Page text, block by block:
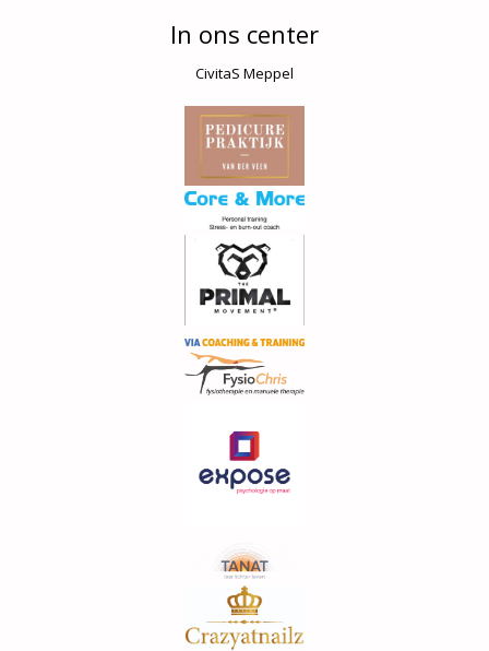
In ons center
CivitaS Meppel